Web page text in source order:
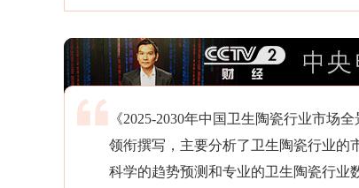
《2025-2030年中国卫生陶瓷行业市场
领衔撰写，主要分析了卫生陶瓷行业的
科学的趋势预测和专业的卫生陶瓷行业